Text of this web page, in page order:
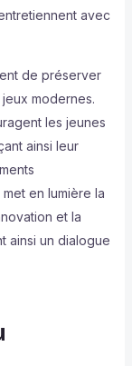
avec
de préserver
modernes.
les jeunes
ainsi leur
en lumière la
et la
ainsi un dialogue